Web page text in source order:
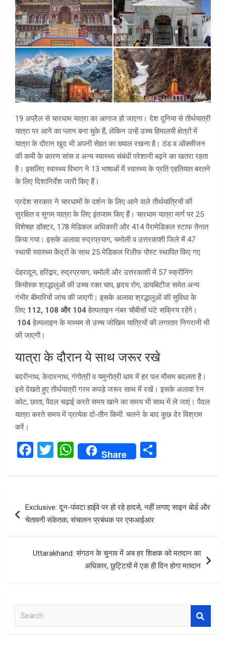
19 अप्रैल से चारधाम यात्रा का आगाज हो जाएगा। देश दुनिया से तीर्थयात्री
यात्रा पर आने का प्लान बना चुके हैं, लेकिन उन्हें उच्च हिमालयी क्षेत्रों में
यात्रा के दौरान खुद भी अपनी सेहत का ख्याल रखना है। ठंड व ऑक्सीजन
की कमी के कारण सांस व अन्य स्वास्थ्य संबंधी परेशानी बढ़ने का खतरा रहता
है। इसलिए स्वास्थ्य विभाग ने 13 भाषाओं में स्वास्थ्य के प्रति एहतियात बरतने
के लिए दिशानिर्देश जारी किए हैं।
प्रदेश सरकार ने चारधामों के दर्शन के लिए आने वाले तीर्थयात्रियों की
सुरक्षित व सुगम यात्रा के लिए इंतजाम किए हैं। चारधाम यात्रा मार्ग पर 25
विशेषज्ञ डॉक्टर, 178 मेडिकल अधिकारी और 414 पैरामेडिकल स्टाफ तैनात
किया गया। इसके अलावा रुद्रप्रयाग, चमोली व उत्तरकाशी जिले में 47
स्थायी स्वास्थ्य केंद्रों के साथ 25 मेडिकल रिलीफ पोस्ट स्थापित किए गए
देहरादून, हरिद्वार, रुद्रप्रयाग, चमोली और उत्तरकाशी में 57 स्क्रीनिंग
कियोस्क श्रद्धालुओं की उच्च रक्त चाप, हृदय रोग, डायबिटीज समेत अन्य
गंभीर बीमारियों जांच की जाएगी। इसके अलावा श्रद्धालुओं की सुविधा के
लिए 112, 108 और 104हेल्पलाइन नंबर चौबीसों घंटे सक्रिय रहेंगे।
104हेल्पलाइन के माध्यम से उच्च जोखिम यात्रियों की लगातार निगरानी भी
की जाएगी।
यात्रा के दौरान ये साथ जरूर रखे
बदरीनाथ, केदारनाथ, गंगोत्री व यमुनोत्री धाम में हर पल मौसम बदलता है।
इसे देखते हुए तीर्थयात्री गरम कपड़े जरूर साथ में रखें। इसके अलावा रेन
कोट, छाता, पैदल चढ़ाई करते समय खाने का समय भी साथ में ले जाएं। पैदल
यात्रा करते समय में प्रत्येक दो-तीन किमी. चलने के बाद कुछ देर विश्राम
करें।
F
ce
o
k
T
tt
W
h
at
s
A
p
Share
ar
navigation
Exclusive: दून-पांवटा हाईवे पर हो रहे हादसे, नहीं लगाए साइन बोर्ड और
चेतावनी संकेतक; संचालन प्रबंधक पर एफआईआर
Uttarakhand: संगठन के चुनाव में अब हर शिक्षक को मतदान का
अधिकार, छुट्टियों में एक ही दिन होगा मतदान
a